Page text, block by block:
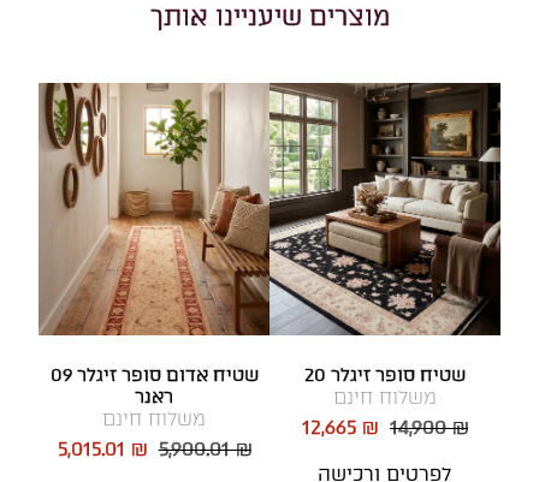
מוצרים שיעניינו אותך
שטיח סופר זיגלר 20
משלוח חינם
14,900 ₪
12,665 ₪
לפרטים ורכישה
שטיח אדום סופר זיגלר 09
ראנר
משלוח חינם
5,900.01 ₪
5,015.01 ₪